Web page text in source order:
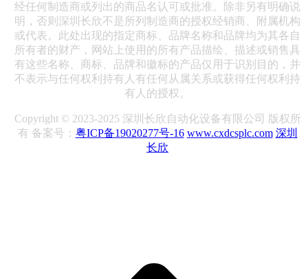
经任何制造商或列出的商品名认可或批准。除非另有明确说
明，否则深圳长欣不是所列制造商的授权经销商、附属机构
或代表。此处出现的指定商标、品牌名称和品牌均为其各自
所有者的财产，网站上使用的所有产品描绘、描述或销售具
有这些名称、商标、品牌和徽标的产品仅用于识别目的，并
不表示与任何权利持有人有任何从属关系或获得任何权利持
有人的授权。
Copyright © 2023-2025 深圳长欣自动化设备有限公司 版权所
有 备案号： 粤ICP备19020277号-16 www.cxdcsplc.com 深圳
长欣